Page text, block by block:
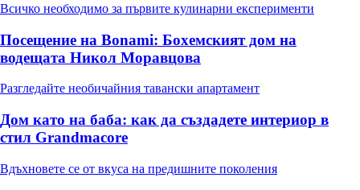
Всичко необходимо за първите кулинарни експерименти
Посещение на Bonami: Бохемският дом на
водещата Никол Моравцова
Разгледайте необичайния тавански апартамент
Дом като на баба: как да създадете интериор в
стил Grandmacore
Вдъхновете се от вкуса на предишните поколения